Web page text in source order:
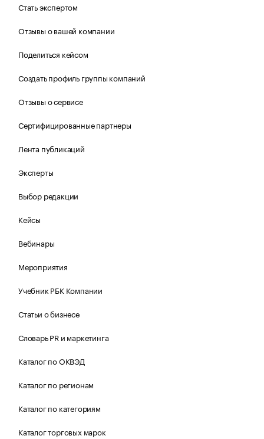
Стать экспертом
Отзывы о вашей компании
Поделиться кейсом
Создать профиль группы компаний
Отзывы о сервисе
Сертифицированные партнеры
Лента публикаций
Эксперты
Выбор редакции
Кейсы
Вебинары
Мероприятия
Учебник РБК Компании
Статьи о бизнесе
Словарь PR и маркетинга
Каталог по ОКВЭД
Каталог по регионам
Каталог по категориям
Каталог торговых марок